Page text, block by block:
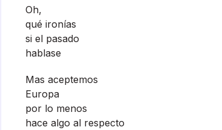
Oh,
qué ironí­as
si el pasado
hablase
Mas aceptemos
Europa
por lo menos
hace algo al respecto